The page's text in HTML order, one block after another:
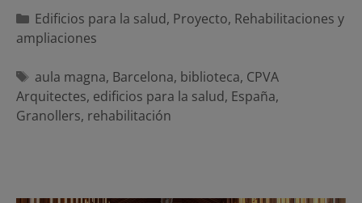
Categorías
Edificios para la salud, Proyecto, Rehabilitaciones y
ampliaciones
Etiquetas
aula magna, Barcelona, biblioteca, CPVA
Arquitectes, edificios para la salud, España,
Granollers, rehabilitación